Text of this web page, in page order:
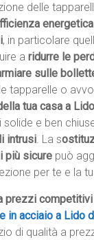
delle
energetica
, in particolare
aridurre le
sulle
tapparelle o
tua casa a
e ben
intrusi. La s
più sicure può
per te e la
prezzi
in acciaio a Lido
di qualità a